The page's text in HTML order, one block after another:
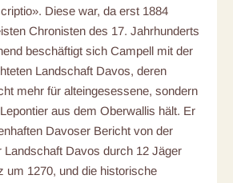
Diese war, da erst 1884
Chronisten des 17. Jahrhunderts
beschäftigt sich Campell mit der
Landschaft Davos, deren
mehr für alteingesessene, sondern
aus dem Oberwallis hält. Er
Davoser Bericht von der
Landschaft Davos durch 12 Jäger
um 1270, und die historische